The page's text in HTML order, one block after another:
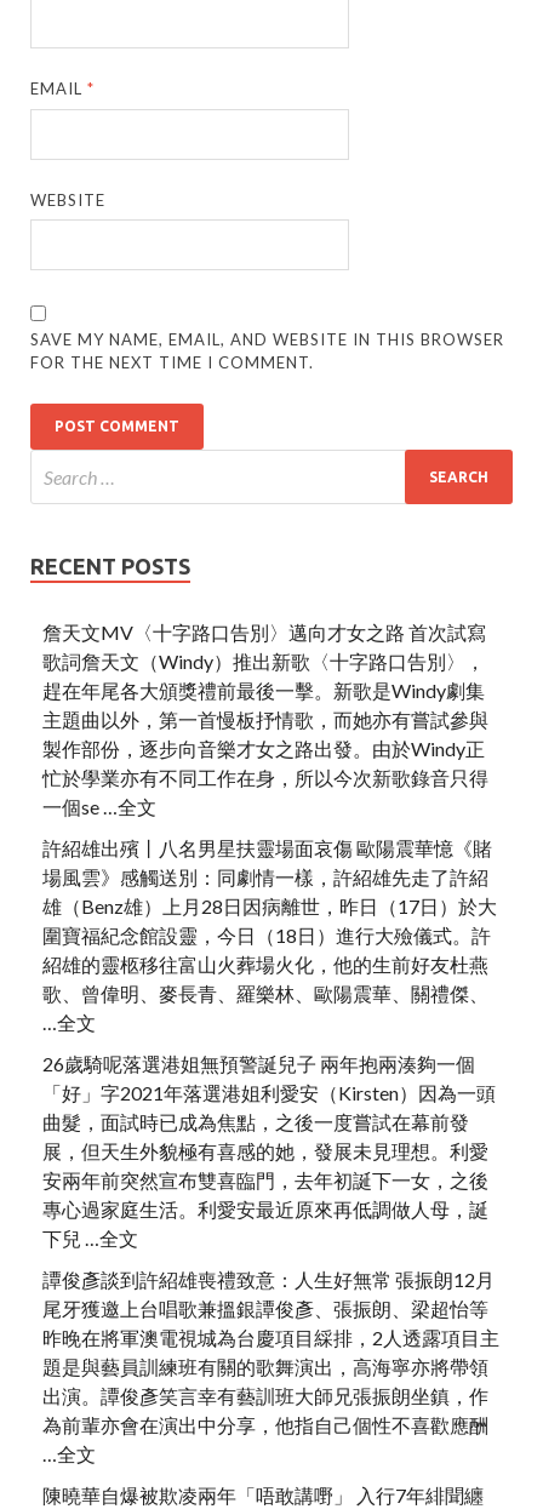
EMAIL*
WEBSITE
SAVE MY NAME, EMAIL, AND WEBSITE IN THIS BROWSER
FOR THE NEXT TIME I COMMENT.
RECENT POSTS
詹天文MV〈十字路口告別〉邁向才女之路 首次試寫
歌詞詹天文（Windy）推出新歌〈十字路口告別〉，
趕在年尾各大頒獎禮前最後一擊。新歌是Windy劇集
主題曲以外，第一首慢板抒情歌，而她亦有嘗試參與
製作部份，逐步向音樂才女之路出發。由於Windy正
忙於學業亦有不同工作在身，所以今次新歌錄音只得
一個se …全文
許紹雄出殯丨八名男星扶靈場面哀傷 歐陽震華憶《賭
場風雲》感觸送別：同劇情一樣，許紹雄先走了許紹
雄（Benz雄）上月28日因病離世，昨日（17日）於大
圍寶福紀念館設靈，今日（18日）進行大殮儀式。許
紹雄的靈柩移往富山火葬場火化，他的生前好友杜燕
歌、曾偉明、麥長青、羅樂林、歐陽震華、關禮傑、
…全文
26歲騎呢落選港姐無預警誕兒子 兩年抱兩湊夠一個
「好」字2021年落選港姐利愛安（Kirsten）因為一頭
曲髮，面試時已成為焦點，之後一度嘗試在幕前發
展，但天生外貌極有喜感的她，發展未見理想。利愛
安兩年前突然宣布雙喜臨門，去年初誕下一女，之後
專心過家庭生活。利愛安最近原來再低調做人母，誕
下兒 …全文
譚俊彥談到許紹雄喪禮致意：人生好無常 張振朗12月
尾牙獲邀上台唱歌兼搵銀譚俊彥、張振朗、梁超怡等
昨晚在將軍澳電視城為台慶項目綵排，2人透露項目主
題是與藝員訓練班有關的歌舞演出，高海寧亦將帶領
出演。譚俊彥笑言幸有藝訓班大師兄張振朗坐鎮，作
為前輩亦會在演出中分享，他指自己個性不喜歡應酬
…全文
陳曉華自爆被欺凌兩年「唔敢講嘢」 入行7年緋聞纏